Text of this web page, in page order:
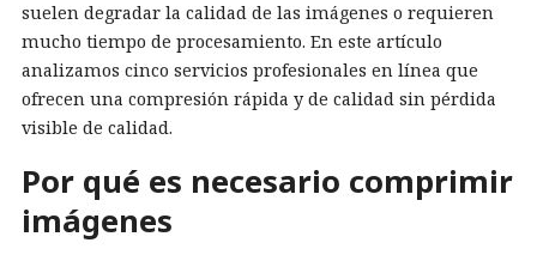
suelen degradar la calidad de las imágenes o requieren
mucho tiempo de procesamiento. En este artículo
analizamos cinco servicios profesionales en línea que
ofrecen una compresión rápida y de calidad sin pérdida
visible de calidad.
Por qué es necesario comprimir
imágenes